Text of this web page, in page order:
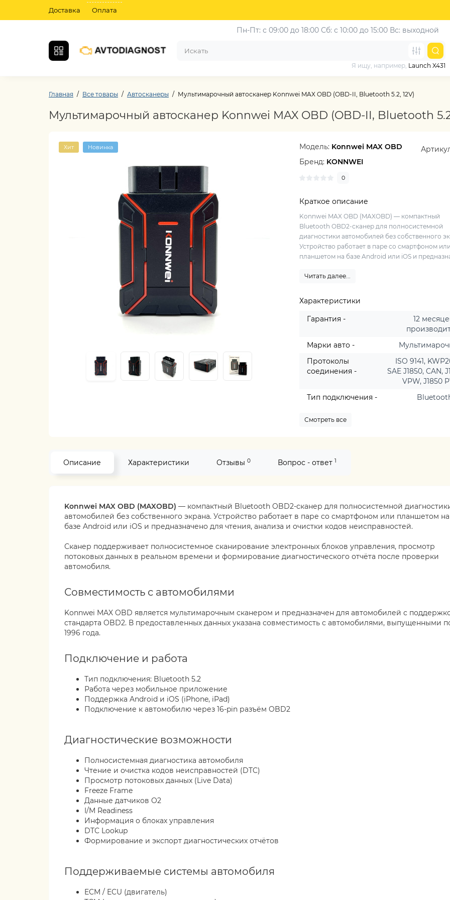
Доставка Оплата
Пн-Пт: с 09:00 до 18:00 Сб: с 10:00 до 15:00 Вс: выходной
Я ищу, например, Launch X431
Главная Все товары Автосканеры Мультимарочный автосканер Konnwei MAX OBD (OBD-II, Bluetooth 5.2, 12V)
Мультимарочный автосканер Konnwei MAX OBD (OBD-II, Bluetooth
Хит Новинка Модель: Konnwei MAX OBD
Бренд: KONNWEI
0
Краткое описание
Konnwei MAX OBD (MAXOBD) — компактный
Bluetooth OBD2-сканер для полносистемной
диагностики автомобилей без собственного
Устройство работает в паре со смартфоном или
планшетом на базе Android или iOS и
Читать далее...
Характеристики
Гарантия -
12
Марки авто -
Протоколы
соединения -
ISO 9141,
SAE J1850, CAN,
VPW, J1850
Тип подключения -
Смотреть все
Описание Характеристики Отзывы 0 Вопрос - ответ 1
Konnwei MAX OBD (MAXOBD) — компактный Bluetooth OBD2-сканер для полносистемной
автомобилей без собственного экрана. Устройство работает в паре со смартфоном или планшетом на
базе Android или iOS и предназначено для чтения, анализа и очистки кодов неисправностей.
Сканер поддерживает полносистемное сканирование электронных блоков управления, просмотр
потоковых данных в реальном времени и формирование диагностического отчёта после проверки
автомобиля.
Совместимость с автомобилями
Konnwei MAX OBD является мультимарочным сканером и предназначен для автомобилей с
стандарта OBD2. В предоставленных данных указана совместимость с автомобилями, выпущенными
1996 года.
Подключение и работа
Тип подключения: Bluetooth 5.2
Работа через мобильное приложение
Поддержка Android и iOS (iPhone, iPad)
Подключение к автомобилю через 16-pin разъём OBD2
Диагностические возможности
Полносистемная диагностика автомобиля
Чтение и очистка кодов неисправностей (DTC)
Просмотр потоковых данных (Live Data)
Freeze Frame
Данные датчиков O2
I/M Readiness
Информация о блоках управления
DTC Lookup
Формирование и экспорт диагностических отчётов
Поддерживаемые системы автомобиля
ECM / ECU (двигатель)